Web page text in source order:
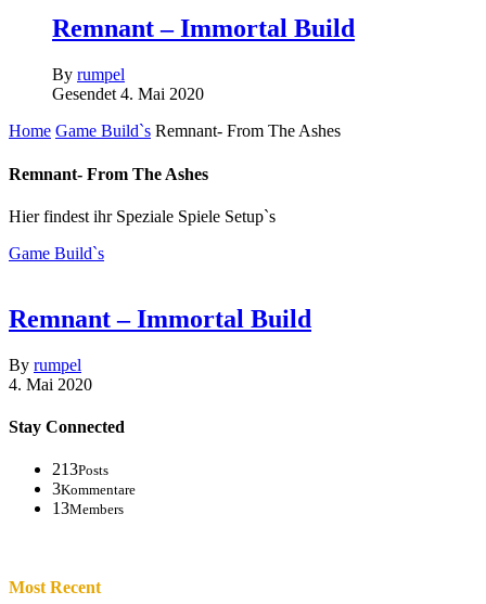
Remnant – Immortal Build
By rumpel
Gesendet 4. Mai 2020
Home Game Build`s Remnant- From The Ashes
Remnant- From The Ashes
Hier findest ihr Speziale Spiele Setup`s
Game Build`s
Remnant – Immortal Build
By rumpel
4. Mai 2020
Stay Connected
213Posts
3Kommentare
13Members
Most Recent